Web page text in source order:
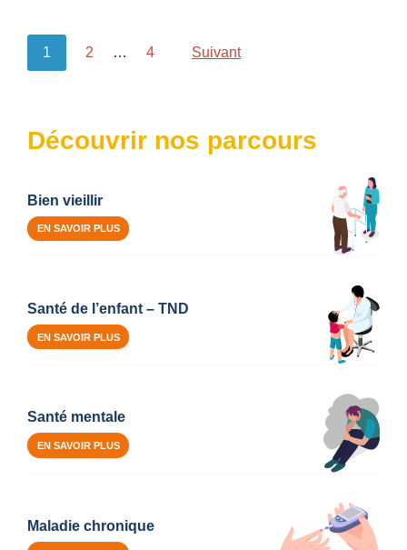
1 2 … 4 Suivant
Découvrir nos parcours
Bien vieillir
EN SAVOIR PLUS
Santé de l’enfant – TND
EN SAVOIR PLUS
Santé mentale
EN SAVOIR PLUS
Maladie chronique